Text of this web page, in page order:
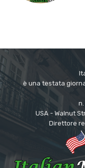
è una testata
USA - Walnut
Direttore